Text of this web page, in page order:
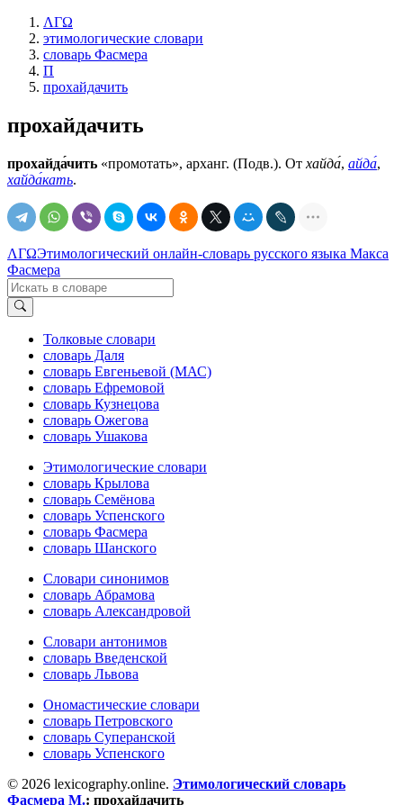
ΛΓΩ
этимологические словари
словарь Фасмера
П
прохайдачить
прохайдачить
прохайда́чить «промотать», арханг. (Подв.). От хайда́, айда́,
хайда́кать.
ΛΓΩЭтимологический онлайн-словарь русского языка Макса
Фасмера
Толковые словари
словарь Даля
словарь Евгеньевой (МАС)
словарь Ефремовой
словарь Кузнецова
словарь Ожегова
словарь Ушакова
Этимологические словари
словарь Крылова
словарь Семёнова
словарь Успенского
словарь Фасмера
словарь Шанского
Словари синонимов
словарь Абрамова
словарь Александровой
Словари антонимов
словарь Введенской
словарь Львова
Ономастические словари
словарь Петровского
словарь Суперанской
словарь Успенского
© 2026 lexicography.online. Этимологический словарь
Фасмера М.: прохайдачить